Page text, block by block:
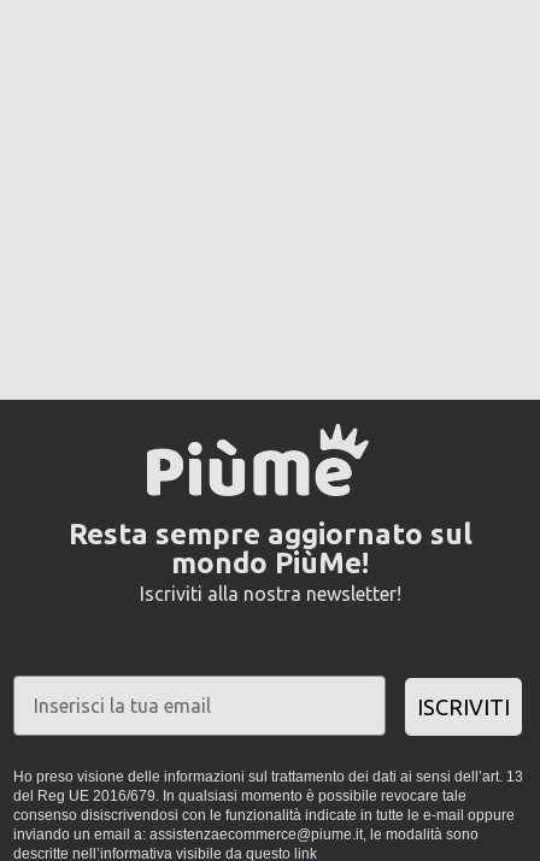
Resta sempre aggiornato sul
mondo PiùMe!
Iscriviti alla nostra newsletter!
ISCRIVITI
Ho preso visione delle informazioni sul trattamento dei dati ai sensi dell’art. 13
del Reg UE 2016/679. In qualsiasi momento è possibile revocare tale
consenso disiscrivendosi con le funzionalità indicate in tutte le e-mail oppure
inviando un email a: assistenzaecommerce@piume.it, le modalità sono
descritte nell’informativa visibile da questo link